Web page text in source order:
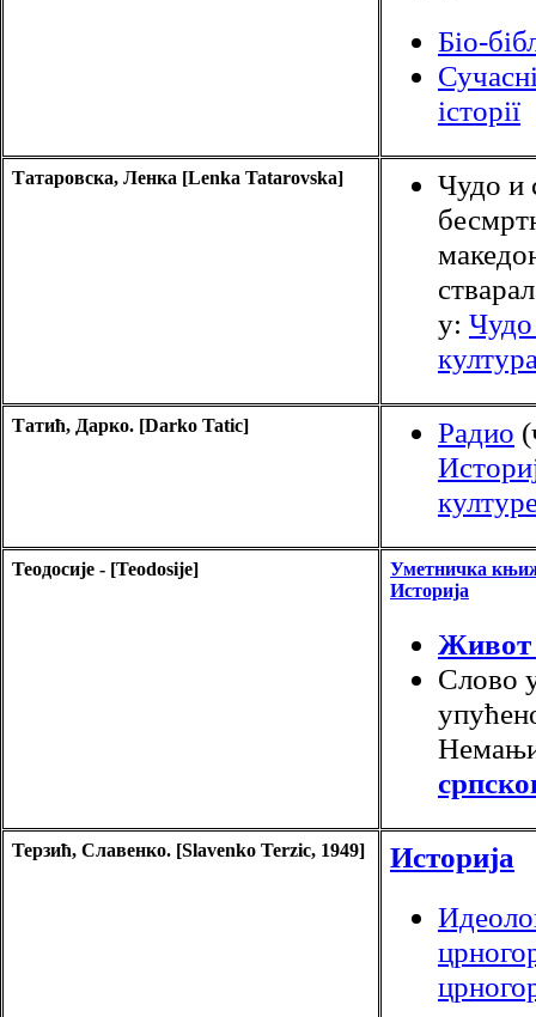
Біо-
історії
Татаровска, Ленка [Lenka Tatarovska]
Чудо и
у:
Татић, Дарко. [Darko Tatic] Радио
Теодосије - [Teodosije]
Уметничка
Историја
Живот
Слово
Терзић, Славенко. [Slavenko Terzic, 1949]
Историја